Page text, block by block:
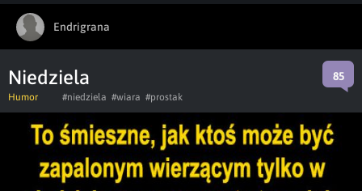
Endrigrana
Niedziela 85
Humor #niedziela #wiara #prostak